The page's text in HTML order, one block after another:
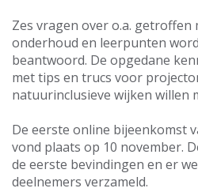
Zes vragen over o.a.
onderhoud en leerpunten
beantwoord. De opgedane
met tips en trucs voor
natuurinclusieve wijken willen
De eerste online bijeenkomst
vond plaats op 10 november.
de eerste bevindingen en er
deelnemers verzameld.